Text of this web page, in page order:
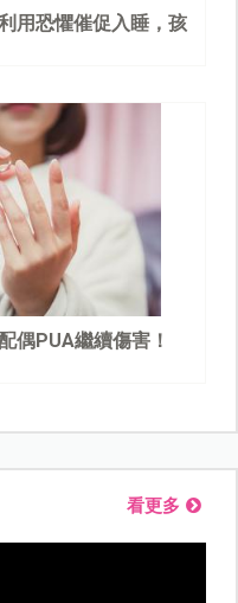
用恐懼催促入睡，孩
偶PUA繼續傷害！
看更多